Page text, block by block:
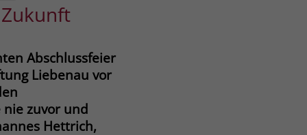
Abschlussfeier
Liebenau vor
nie zuvor und
Hettrich,